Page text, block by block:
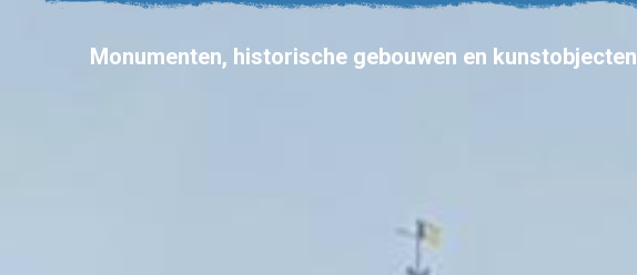
Monumenten, historische gebouwen en kunstobjecten